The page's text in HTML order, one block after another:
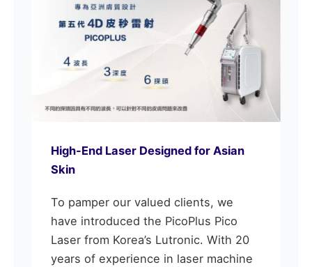
High-End Laser Designed for Asian
Skin
To pamper our valued clients, we
have introduced the PicoPlus Pico
Laser from Korea’s Lutronic. With 20
years of experience in laser machine